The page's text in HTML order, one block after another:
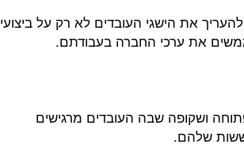
את הישגי העובדים לא רק על ביצועי
את ערכי החברה בעבודתם.
ושקופה שבה העובדים מרגישים
שלהם.